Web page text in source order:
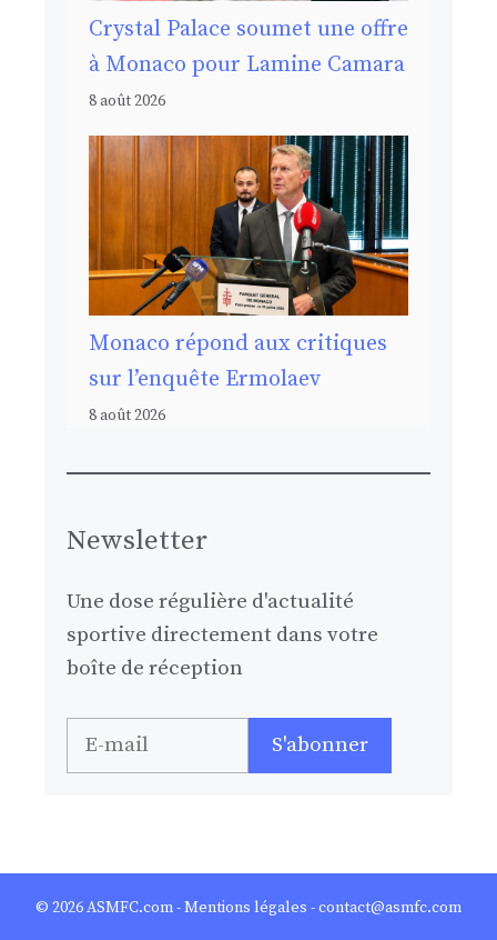
Crystal Palace soumet une offre
à Monaco pour Lamine Camara
8 août 2026
Monaco répond aux critiques
sur l’enquête Ermolaev
8 août 2026
Newsletter
Une dose régulière d'actualité
sportive directement dans votre
boîte de réception
© 2026ASMFC.com-Mentions légales - contact@asmfc.com